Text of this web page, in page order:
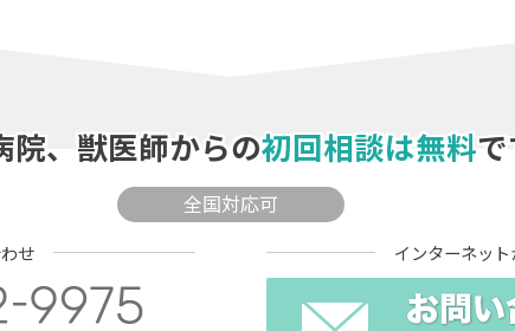
院、獣医師からの初回相談は無料
全国対応可
せ インターネット